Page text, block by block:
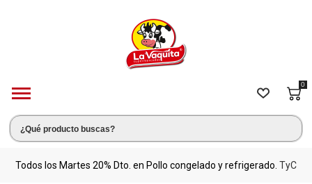
0
Todos los Martes 20% Dto. en Pollo congelado y refrigerado. TyC